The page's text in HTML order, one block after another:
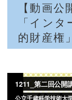
【動画
「イン
的財産権」